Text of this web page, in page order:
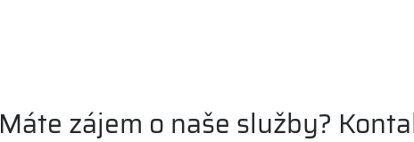
Máte zájem o naše služby?